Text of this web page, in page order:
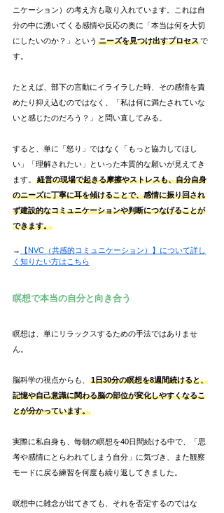
ニケーション）の考え方も取り入れています。これは自
分の中に湧いてくる感情や反応の奥に「本当は何を大切
にしたいのか？」という ニーズを見つけ出すプロセスで
す。
たとえば、部下の言動にイライラした時、その感情を責
めたり抑え込むのではなく、「私は何に満たされていな
いと感じたのだろう？」と問い直してみる。
すると、単に「怒り」ではなく「もっと協力してほし
い」「理解されたい」といった本質的な願いが見えてき
ます。
経営の現場で起きる摩擦やストレスも、自分自身
のニーズに丁寧に耳を傾けることで、感情に振り回され
ず建設的なコミュニケーションや判断につなげることが
できます。
→
【NVC（共感的コミュニケーション）】について詳し
く知りたい方はこちら
瞑想で本当の自分と向き合う
瞑想は、単にリラックスするための手法ではありませ
ん。
脳科学の視点からも、
1日30分の瞑想を8週間続けると、
記憶や自己意識に関わる脳の部位が変化しやすくなるこ
とが分かっています。
実際に私自身も、毎朝の瞑想を40日間続ける中で、「思
考や感情にとらわれてしまう自分」に気づき、また観察
モードに戻る練習を何度も繰り返してきました。
瞑想中に雑念が出てきても、それを否定するのではな